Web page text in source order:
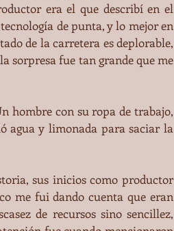
era el que describí en el
de punta, y lo mejor en
de la carretera es deplorable,
sorpresa fue tan grande que me
hombre con su ropa de trabajo,
agua y limonada para saciar la
sus inicios como productor
me fui dando cuenta que eran
de recursos sino sencillez,